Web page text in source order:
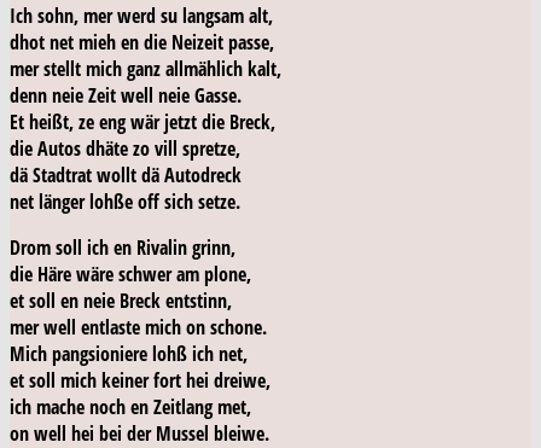
Ich sohn, mer werd su langsam alt,
dhot net mieh en die Neizeit passe,
mer stellt mich ganz allmählich kalt,
denn neie Zeitwell neie Gasse.
Et heißt, ze eng wär jetzt die Breck,
die Autos dhäte zo vill spretze,
dä Stadtrat wollt dä Autodreck
net länger lohßeoffsich setze.
Drom soll ich en Rivalin grinn,
die Häre wäre schwer am plone,
et soll en neie Breck entstinn,
merwell entlaste mich on schone.
Mich pangsioniere lohß ich net,
et soll mich keiner fort hei dreiwe,
ich mache noch en Zeitlang met,
onwell hei bei der Mussel bleiwe.